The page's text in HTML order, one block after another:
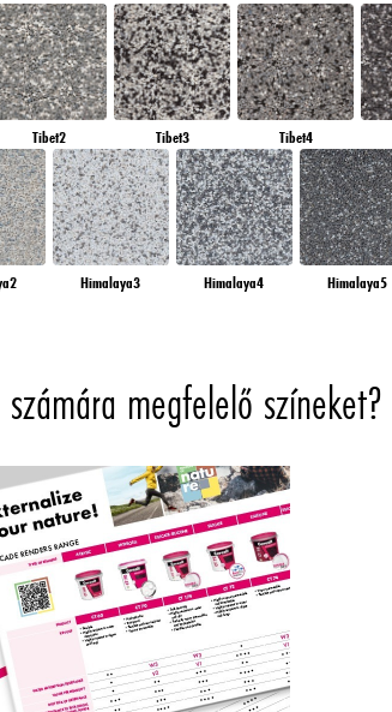
Tibet2 Tibet3 Tibet4
Himalaya3 Himalaya4 Himalaya5
megfelelő színeket?